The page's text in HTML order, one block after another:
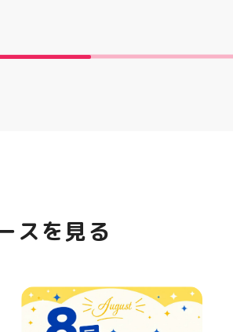
スを見る